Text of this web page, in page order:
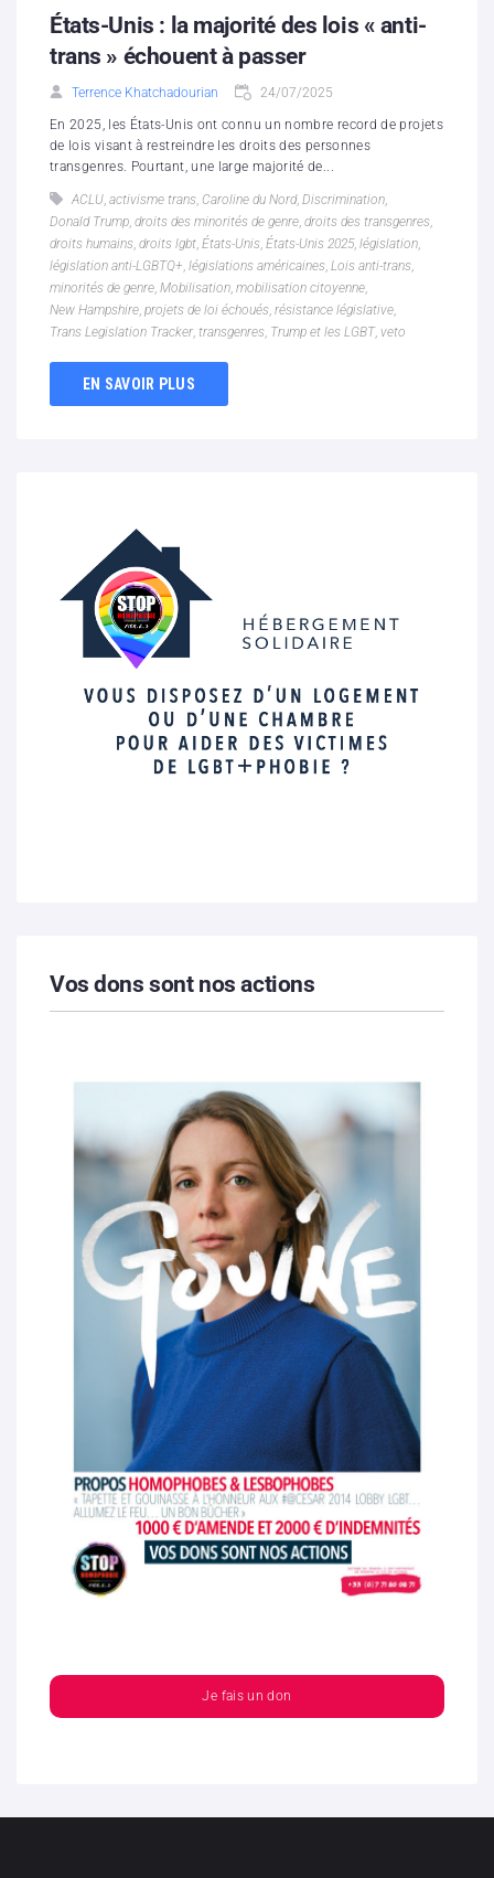
États-Unis : la majorité des lois « anti-
trans » échouent à passer
Terrence Khatchadourian 24/07/2025
En 2025, les États-Unis ont connu un nombre record de projets
de lois visant à restreindre les droits des personnes
transgenres. Pourtant, une large majorité de...
ACLU, activisme trans, Caroline du Nord, Discrimination,
Donald Trump, droits des minorités de genre, droits des transgenres,
droits humains, droits lgbt, États-Unis, États-Unis 2025, législation,
législation anti-LGBTQ+, législations américaines, Lois anti-trans,
minorités de genre, Mobilisation, mobilisation citoyenne,
New Hampshire, projets de loi échoués, résistance législative,
Trans Legislation Tracker, transgenres, Trump et les LGBT, veto
EN SAVOIR PLUS
Vos dons sont nos actions
Je fais un don